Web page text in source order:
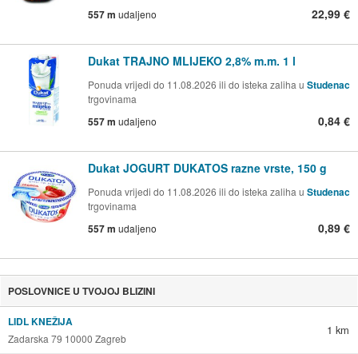
557 m udaljeno 22,99 €
Dukat TRAJNO MLIJEKO 2,8% m.m. 1 l
Ponuda vrijedi do 11.08.2026 ili do isteka zaliha u Studenac
trgovinama
557 m udaljeno 0,84 €
Dukat JOGURT DUKATOS razne vrste, 150 g
Ponuda vrijedi do 11.08.2026 ili do isteka zaliha u Studenac
trgovinama
557 m udaljeno 0,89 €
POSLOVNICE U TVOJOJ BLIZINI
LIDL KNEŽIJA
Zadarska 79 10000 Zagreb
1 km